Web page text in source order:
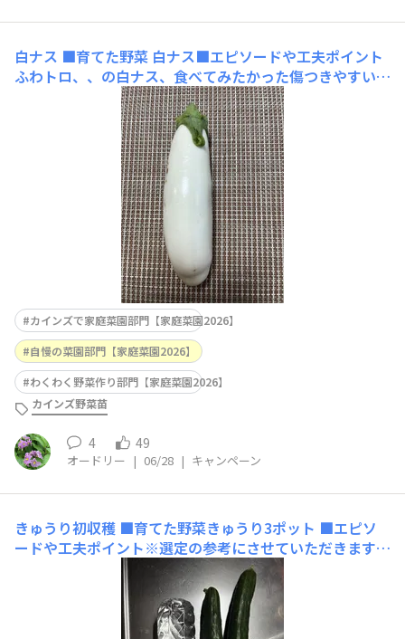
白ナス ■育てた野菜 白ナス■エピソードや工夫ポイント
ふわトロ、、の白ナス、食べてみたかった傷つきやすいと
聞いたので、網かけしてみました さっそくみそ田楽にし
てみましたホント‼️ ふわトロ〜💕■使用した商品名（商品
タグでどの商品かわからない場合はこちらに商品名を入力
してください）ふわト
カインズで家庭菜園部門【家庭菜園2026】
自慢の菜園部門【家庭菜園2026】
わくわく野菜作り部門【家庭菜園2026】
カインズ野菜苗
4 49
オードリー | 06/28 | キャンペーン
きゅうり初収穫 ■育てた野菜きゅうり3ポット ■エピソ
ードや工夫ポイント※選定の参考にさせていただきますの
で必ずご入力くださいカインズの苗3本植えて収穫しそこ
なって思いの外大きくて驚きました。少し皮が硬いですが
中はジューシーでした。500mlペットボトル並べてみまし
た。■使用した商品名（商品タグでどの商品